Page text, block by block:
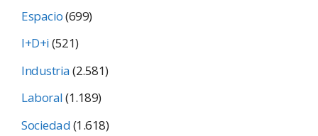
Espacio(699)
I+D+i(521)
Industria(2.581)
Laboral(1.189)
Sociedad(1.618)